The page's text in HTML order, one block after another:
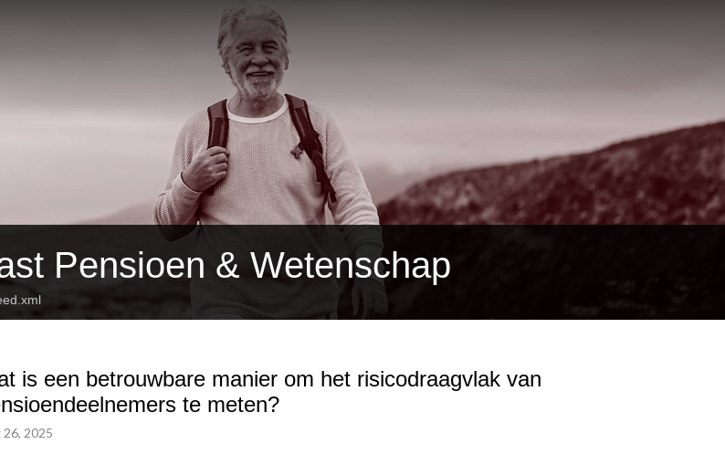
Pensioen & Wetenschap
is een betrouwbare manier om het risicodraagvlak van
te meten?
26, 2025